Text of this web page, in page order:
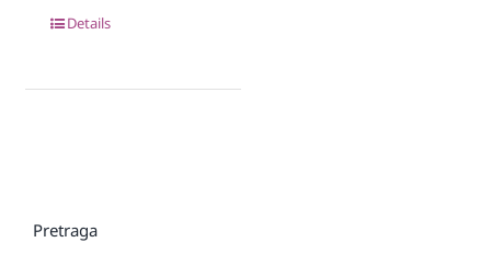
Details
Pretraga